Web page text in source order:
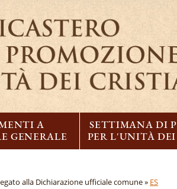
A
GENERALE
SETTIMANA DI
PER L'UNITÀ
alla Dichiarazione ufficiale comune » ES